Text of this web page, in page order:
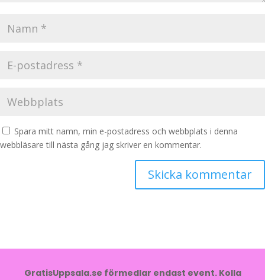
Spara mitt namn, min e-postadress och webbplats i denna
webbläsare till nästa gång jag skriver en kommentar.
GratisUppsala.se förmedlar endast event. Kolla